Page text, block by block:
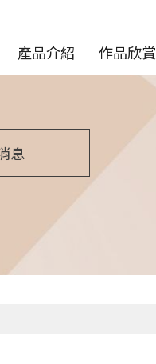
產品介紹 作品欣賞
息